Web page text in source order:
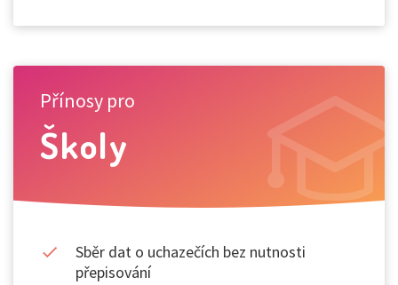
Přínosy pro
Školy
Sběr dat o uchazečích bez nutnosti
přepisování